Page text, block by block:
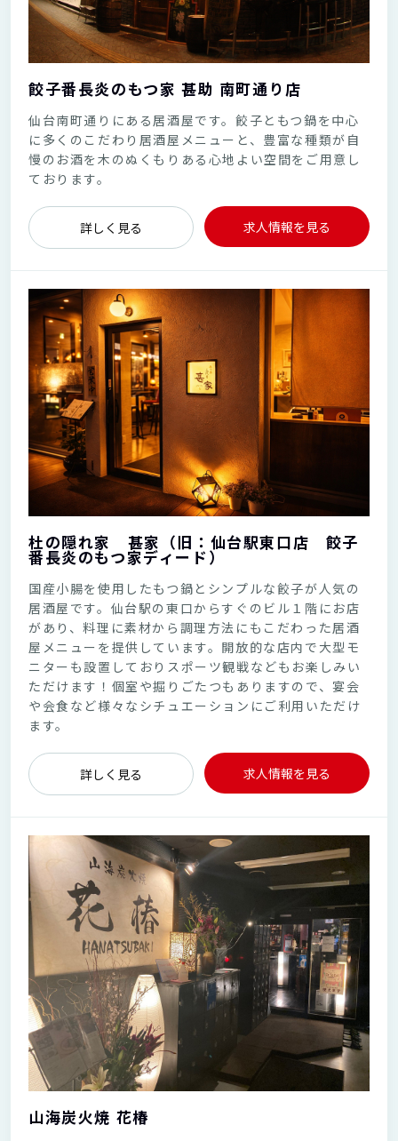
餃子番長炎のもつ家 甚助 南町通り店
仙台南町通りにある居酒屋です。餃子ともつ鍋を中心
に多くのこだわり居酒屋メニューと、豊富な種類が自
慢のお酒を木のぬくもりある心地よい空間をご用意し
ております。
詳しく見る 求人情報を見る
杜の隠れ家 甚家（旧：仙台駅東口店 餃子
番長炎のもつ家ディード）
国産小腸を使用したもつ鍋とシンプルな餃子が人気の
居酒屋です。仙台駅の東口からすぐのビル１階にお店
があり、料理に素材から調理方法にもこだわった居酒
屋メニューを提供しています。開放的な店内で大型モ
ニターも設置しておりスポーツ観戦などもお楽しみい
ただけます！個室や掘りごたつもありますので、宴会
や会食など様々なシチュエーションにご利用いただけ
ます。
詳しく見る 求人情報を見る
山海炭火焼 花椿